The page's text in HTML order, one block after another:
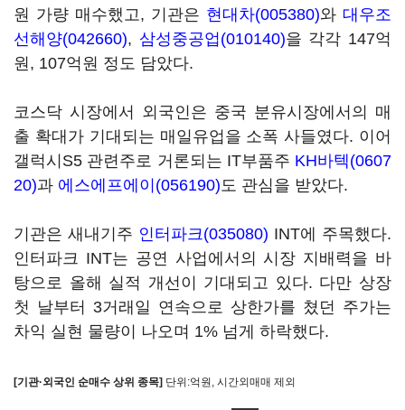
원 가량 매수했고, 기관은 현대차(005380)와 대우조
선해양(042660), 삼성중공업(010140)을 각각 147억
원, 107억원 정도 담았다.
코스닥 시장에서 외국인은 중국 분유시장에서의 매
출 확대가 기대되는 매일유업을 소폭 사들였다. 이어
갤럭시S5 관련주로 거론되는 IT부품주 KH바텍(0607
20)과 에스에프에이(056190)도 관심을 받았다.
기관은 새내기주 인터파크(035080) INT에 주목했다.
인터파크 INT는 공연 사업에서의 시장 지배력을 바
탕으로 올해 실적 개선이 기대되고 있다. 다만 상장
첫 날부터 3거래일 연속으로 상한가를 쳤던 주가는
차익 실현 물량이 나오며 1% 넘게 하락했다.
[기관·외국인 순매수 상위 종목] 단위:억원, 시간외매매 제외